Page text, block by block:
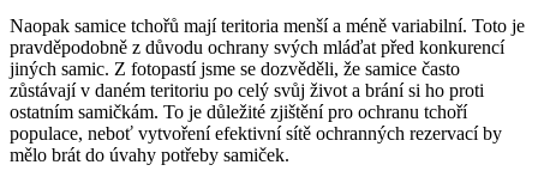
Naopak samice tchořů mají teritoria menší a méně variabilní. Toto je
pravděpodobně z důvodu ochrany svých mláďat před konkurencí
jiných samic. Z fotopastí jsme se dozvěděli, že samice často
zůstávají v daném teritoriu po celý svůj život a brání si ho proti
ostatním samičkám. To je důležité zjištění pro ochranu tchoří
populace, neboť vytvoření efektivní sítě ochranných rezervací by
mělo brát do úvahy potřeby samiček.